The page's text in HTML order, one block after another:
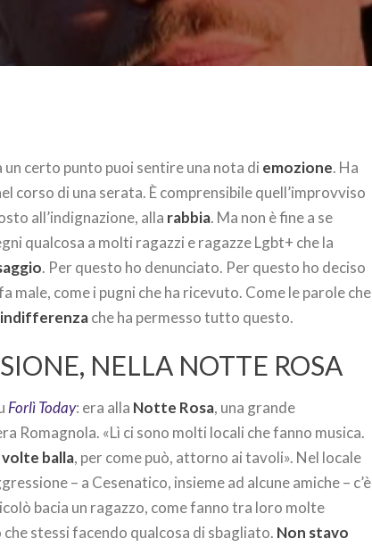
un certo punto puoi sentire una nota di emozione. Ha
corso di una serata. È comprensibile quell’improvviso
all’indignazione, alla rabbia. Ma non è fine a se
qualcosa a molti ragazzi e ragazze Lgbt+ che la
. Per questo ho denunciato. Per questo ho deciso
male, come i pugni che ha ricevuto. Come le parole che
che ha permesso tutto questo.
NELLA NOTTE ROSA
Forlì Today: era alla Notte Rosa, una grande
Romagnola. «Lì ci sono molti locali che fanno musica.
volte balla, per come può, attorno ai tavoli». Nel locale
– a Cesenatico, insieme ad alcune amiche – c’è
bacia un ragazzo, come fanno tra loro molte
stessi facendo qualcosa di sbagliato. Non stavo